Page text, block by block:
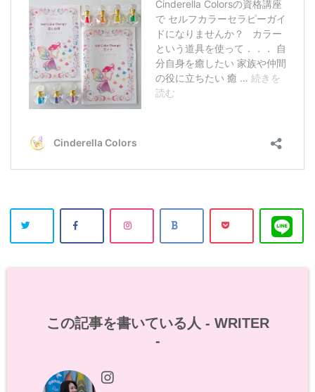
この記事を書いている人 - WRITER
-